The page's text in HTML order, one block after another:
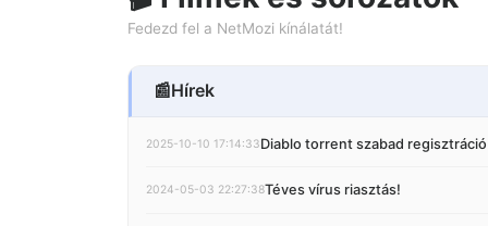
Fedezd fel a NetMozi kínálatát!
📰Hírek
2025-10-10 17:14:33Diablo torrent szabad
2024-05-03 22:27:38Téves vírus riasztás!